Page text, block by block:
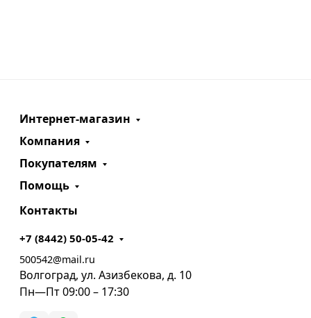
Интернет-магазин
Компания
Покупателям
Помощь
Контакты
+7 (8442) 50-05-42
500542@mail.ru
Волгоград, ул. Азизбекова, д. 10
Пн—Пт 09:00 – 17:30